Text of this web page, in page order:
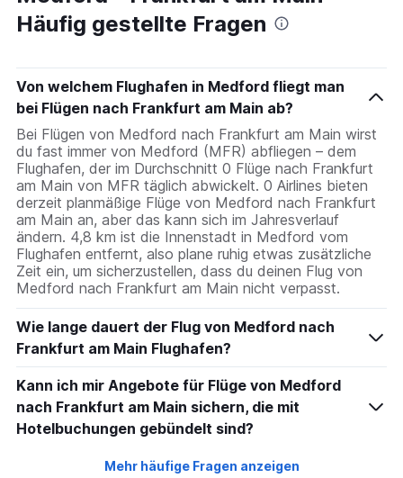
Häufig gestellte Fragen
Von welchem Flughafen in Medford fliegt man
bei Flügen nach Frankfurt am Main ab?
Bei Flügen von Medford nach Frankfurt am Main wirst
du fast immer von Medford (MFR) abfliegen – dem
Flughafen, der im Durchschnitt 0 Flüge nach Frankfurt
am Main von MFR täglich abwickelt. 0 Airlines bieten
derzeit planmäßige Flüge von Medford nach Frankfurt
am Main an, aber das kann sich im Jahresverlauf
ändern. 4,8 km ist die Innenstadt in Medford vom
Flughafen entfernt, also plane ruhig etwas zusätzliche
Zeit ein, um sicherzustellen, dass du deinen Flug von
Medford nach Frankfurt am Main nicht verpasst.
Wie lange dauert der Flug von Medford nach
Frankfurt am Main Flughafen?
Kann ich mir Angebote für Flüge von Medford
nach Frankfurt am Main sichern, die mit
Hotelbuchungen gebündelt sind?
Mehr häufige Fragen anzeigen